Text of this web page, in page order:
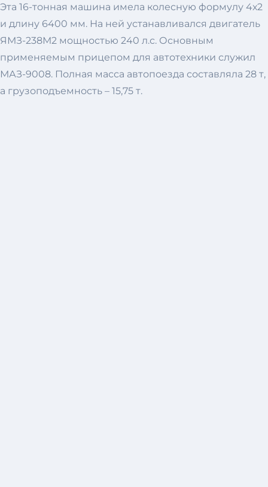
Эта 16-тонная машина имела колесную формулу 4х2
и длину 6400 мм. На ней устанавливался двигатель
ЯМЗ-238М2 мощностью 240 л.с. Основным
применяемым прицепом для автотехники служил
МАЗ-9008. Полная масса автопоезда составляла 28 т,
а грузоподъемность – 15,75 т.